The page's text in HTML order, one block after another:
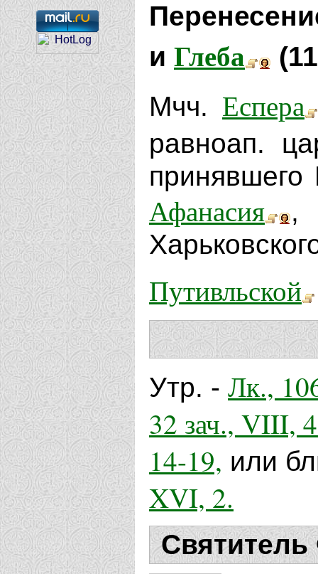
и Глеба
Мчч. Еспера
равноап.
Афанасия
,
Путивльской
Утр. - Лк.,
32 зач., VIII,
14-19, или
XVI, 2.